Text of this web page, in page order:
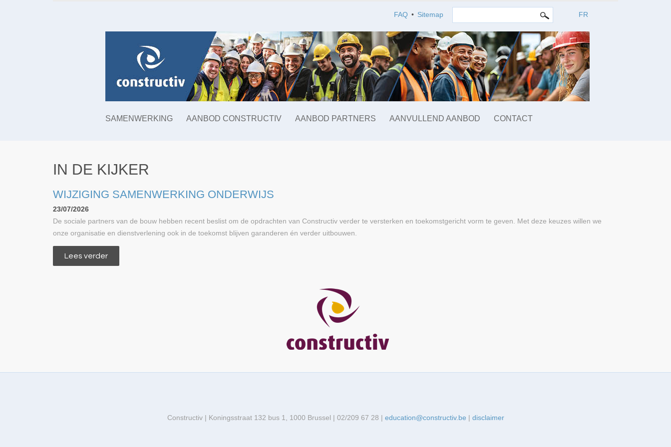
SAMENWERKING AANBOD CONSTRUCTIV AANBOD PARTNERS AANVULLEND AANBOD CONTACT
FAQ Sitemap FR
IN DE KIJKER
WIJZIGING SAMENWERKING ONDERWIJS
23/07/2026
De sociale partners van de bouw hebben recent beslist om de opdrachten van Constructiv verder te versterken en toekomstgericht vorm te geven. Met deze keuzes willen we
onze organisatie en dienstverlening ook in de toekomst blijven garanderen én verder uitbouwen.
Lees verder
Constructiv | Koningsstraat 132 bus 1, 1000 Brussel | 02/209 67 28 | education@constructiv.be | disclaimer